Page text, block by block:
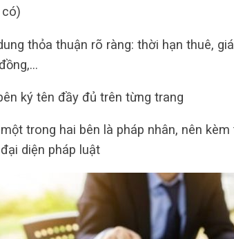
có)
thỏa thuận rõ ràng: thời hạn thuê,
ký tên đầy đủ trên từng trang
trong hai bên là pháp nhân, nên
diện pháp luật